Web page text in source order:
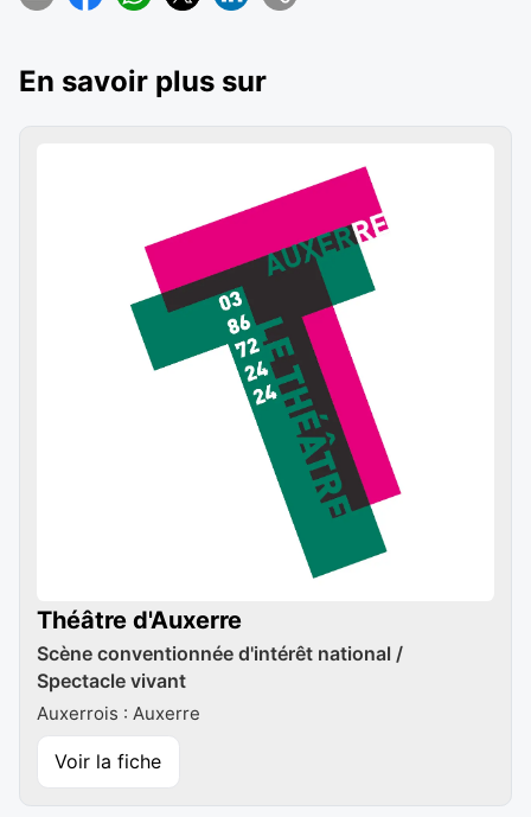
En savoir plus sur
Théâtre d'Auxerre
Scène conventionnée d'intérêt national /
Spectacle vivant
Auxerrois : Auxerre
Voir la fiche